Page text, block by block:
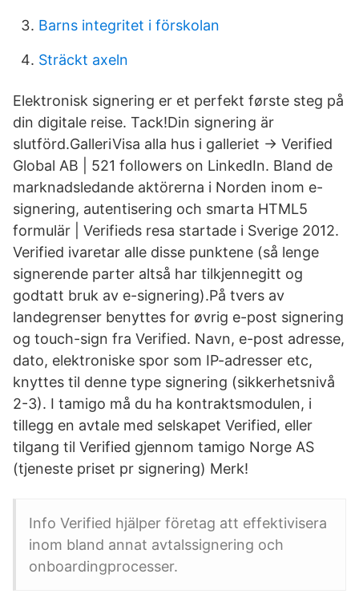
Barns integritet i förskolan
Sträckt axeln
Elektronisk signering er et perfekt første steg på
din digitale reise. Tack!Din signering är
slutförd.GalleriVisa alla hus i galleriet → Verified
Global AB | 521 followers on LinkedIn. Bland de
marknadsledande aktörerna i Norden inom e-
signering, autentisering och smarta HTML5
formulär | Verifieds resa startade i Sverige 2012.
Verified ivaretar alle disse punktene (så lenge
signerende parter altså har tilkjennegitt og
godtatt bruk av e-signering).På tvers av
landegrenser benyttes for øvrig e-post signering
og touch-sign fra Verified. Navn, e-post adresse,
dato, elektroniske spor som IP-adresser etc,
knyttes til denne type signering (sikkerhetsnivå
2-3). I tamigo må du ha kontraktsmodulen, i
tillegg en avtale med selskapet Verified, eller
tilgang til Verified gjennom tamigo Norge AS
(tjeneste priset pr signering) Merk!
Info Verified hjälper företag att effektivisera
inom bland annat avtalssignering och
onboardingprocesser.